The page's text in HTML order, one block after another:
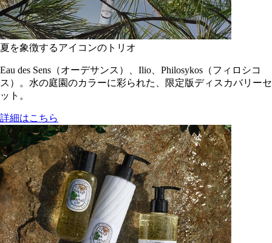
夏を象徴するアイコンのトリオ
Eau des Sens（オーデサンス）、Ilio、Philosykos（フィロシコ
ス）。水の庭園のカラーに彩られた、限定版ディスカバリーセ
ット。
詳細はこちら